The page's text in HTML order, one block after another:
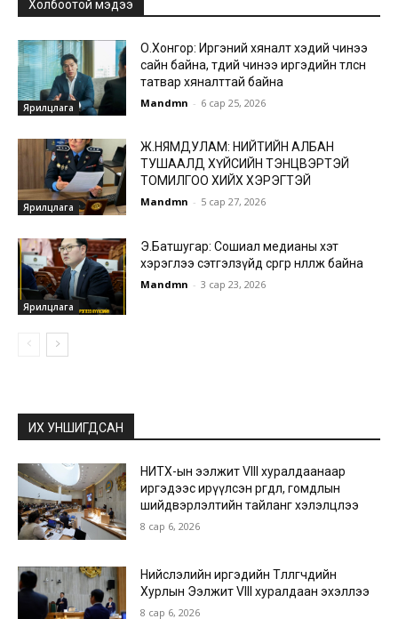
Холбоотой мэдээ
Ярилцлага
О.Хонгор: Иргэний хяналт хэдий чинээ
сайн байна, төдий чинээ иргэдийн төлсөн
татвар хяналттай байна
Mandmn - 6 сар 25, 2026
Ярилцлага
Ж.НЯМДУЛАМ: НИЙТИЙН АЛБАН
ТУШААЛД ХҮЙСИЙН ТЭНЦВЭРТЭЙ
ТОМИЛГОО ХИЙХ ХЭРЭГТЭЙ
Mandmn - 5 сар 27, 2026
Ярилцлага
Э.Батшугар: Сошиал медианы хэт
хэрэглээ сэтгэлзүйд сөргөөр нөлөөлж байна
Mandmn - 3 сар 23, 2026
ИХ УНШИГДСАН
НИТХ-ын ээлжит VIII хуралдаанаар
иргэдээс ирүүлсэн өргөдөл, гомдлын
шийдвэрлэлтийн тайланг хэлэлцлээ
8 сар 6, 2026
Нийслэлийн иргэдийн Төлөөлөгчдийн
Хурлын Ээлжит VIII хуралдаан эхэллээ
8 сар 6, 2026